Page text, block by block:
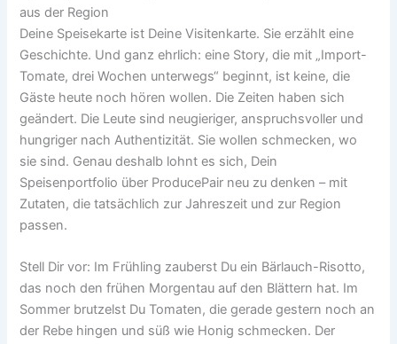
aus der Region
Deine Speisekarte ist Deine Visitenkarte. Sie erzählt eine
Geschichte. Und ganz ehrlich: eine Story, die mit „Import-
Tomate, drei Wochen unterwegs“ beginnt, ist keine, die
Gäste heute noch hören wollen. Die Zeiten haben sich
geändert. Die Leute sind neugieriger, anspruchsvoller und
hungriger nach Authentizität. Sie wollen schmecken, wo
sie sind. Genau deshalb lohnt es sich, Dein
Speisenportfolio über ProducePair neu zu denken – mit
Zutaten, die tatsächlich zur Jahreszeit und zur Region
passen.
Stell Dir vor: Im Frühling zauberst Du ein Bärlauch-Risotto,
das noch den frühen Morgentau auf den Blättern hat. Im
Sommer brutzelst Du Tomaten, die gerade gestern noch an
der Rebe hingen und süß wie Honig schmecken. Der